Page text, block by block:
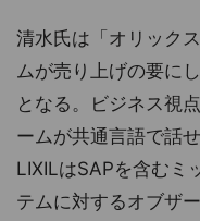
清水氏は「オリック
ムが売り上げの要に
となる。ビジネス視
ームが共通言語で話
LIXILはSAPを含むミ
テムに対するオブザ